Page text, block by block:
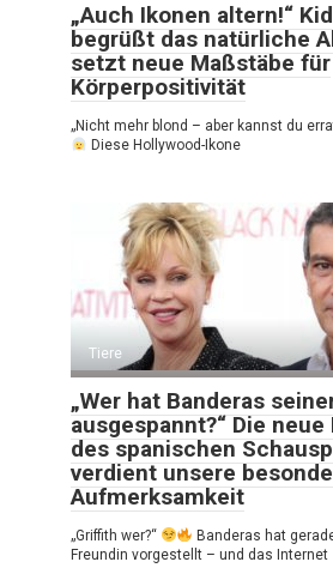
„Auch Ikonen altern!“
begrüßt das natürliche
setzt neue Maßstäbe für
Körperpositivität
„Nicht mehr blond – aber kannst du
Diese Hollywood-Ikone
Tiere
„Wer hat Banderas
ausgespannt?“ Die
des spanischen
verdient unsere
Aufmerksamkeit
„Griffith wer?“
Banderas hat
Freundin vorgestellt – und das Internet